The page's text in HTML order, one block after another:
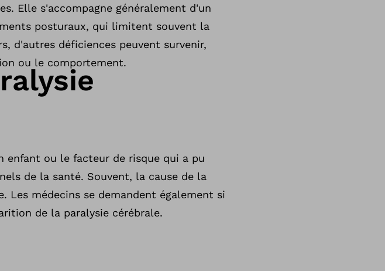
Elle s'accompagne généralement d'un
posturaux, qui limitent souvent la
d'autres déficiences peuvent survenir,
ou le comportement.
enfant ou le facteur de risque qui a pu
de la santé. Souvent, la cause de la
Les médecins se demandent également si
de la paralysie cérébrale.